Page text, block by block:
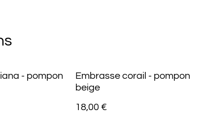
- pompon
Embrasse corail - pompon
beige
18,00 €